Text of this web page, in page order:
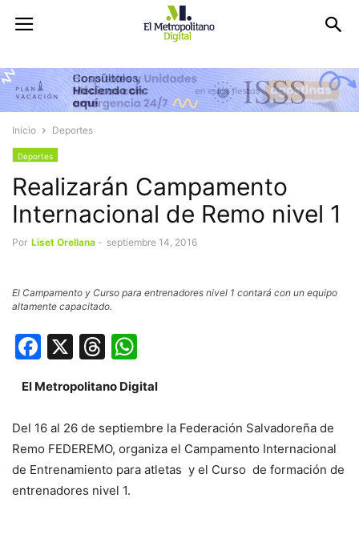
Inicio Deportes
Deportes
Realizarán Campamento
Internacional de Remo nivel 1
Por Liset Orellana - septiembre 14, 2016
El Campamento y Curso para entrenadores nivel 1 contará con un equipo
altamente capacitado.
Facebook
X Threads
El Metropolitano Digital
Del 16 al 26 de septiembre la Federación Salvadoreña de
Remo FEDEREMO, organiza el Campamento Internacional
de Entrenamiento para atletas y el Curso de formación de
entrenadores nivel 1.